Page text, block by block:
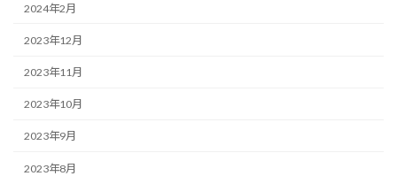
2024年2月
2023年12月
2023年11月
2023年10月
2023年9月
2023年8月